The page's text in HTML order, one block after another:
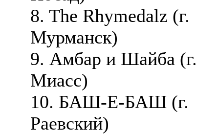
8. The Rhymedalz (г.
Мурманск)
9. Амбар и Шайба (г.
Миасс)
10. БАШ-Е-БАШ (г.
Раевский)